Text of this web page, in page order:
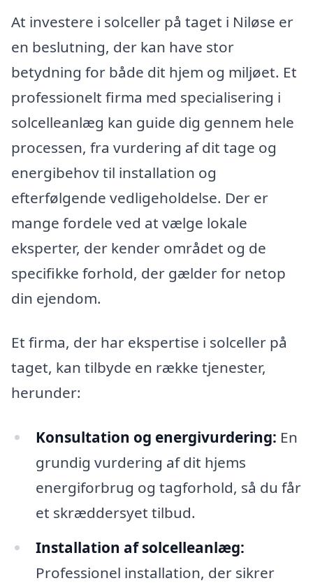
At investere i solceller på taget i Niløse er
en beslutning, der kan have stor
betydning for både dit hjem og miljøet. Et
professionelt firma med specialisering i
solcelleanlæg kan guide dig gennem hele
processen, fra vurdering af dit tage og
energibehov til installation og
efterfølgende vedligeholdelse. Der er
mange fordele ved at vælge lokale
eksperter, der kender området og de
specifikke forhold, der gælder for netop
din ejendom.
Et firma, der har ekspertise i solceller på
taget, kan tilbyde en række tjenester,
herunder:
Konsultation og energivurdering: En
grundig vurdering af dit hjems
energiforbrug og tagforhold, så du får
et skræddersyet tilbud.
Installation af solcelleanlæg:
Professionel installation, der sikrer